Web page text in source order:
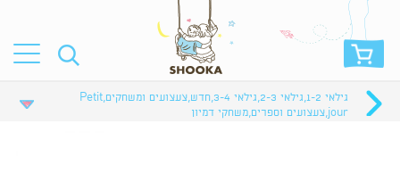
גילאי 1-2 ,גילאי 2-3 ,גילאי 3-4 ,חדש,צעצועים ומשחקים,
Petit
jour
,צעצועים וספרים,משחקי דמיון